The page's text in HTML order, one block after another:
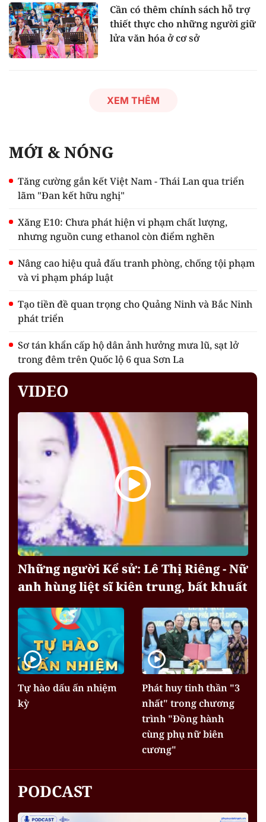
Cần có thêm chính sách hỗ trợ
thiết thực cho những người giữ
lửa văn hóa ở cơ sở
XEM THÊM
MỚI & NÓNG
Tăng cường gắn kết Việt Nam - Thái Lan qua triển
lãm "Đan kết hữu nghị"
Xăng E10: Chưa phát hiện vi phạm chất lượng,
nhưng nguồn cung ethanol còn điểm nghẽn
Nâng cao hiệu quả đấu tranh phòng, chống tội phạm
và vi phạm pháp luật
Tạo tiền đề quan trọng cho Quảng Ninh và Bắc Ninh
phát triển
Sơ tán khẩn cấp hộ dân ảnh hưởng mưa lũ, sạt lở
trong đêm trên Quốc lộ 6 qua Sơn La
VIDEO
Những người Kể sử: Lê Thị Riêng - Nữ
anh hùng liệt sĩ kiên trung, bất khuất
Tự hào dấu ấn nhiệm
kỳ
Phát huy tinh thần "3
nhất" trong chương
trình "Đồng hành
cùng phụ nữ biên
cương"
PODCAST